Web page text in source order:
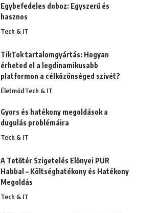
Egybefedeles doboz: Egyszerű és
hasznos
Tech & IT
TikTok tartalomgyártás: Hogyan
érheted el a legdinamikusabb
platformon a célközönséged szívét?
ÉletmódTech & IT
Gyors és hatékony megoldások a
dugulás problémáira
Tech & IT
A Tetőtér Szigetelés Előnyei PUR
Habbal – Költséghatékony és Hatékony
Megoldás
Tech & IT